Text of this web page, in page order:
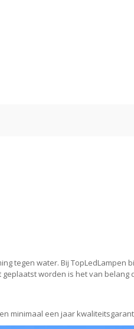
tegen water. Bij TopLedLampen
worden is het van
minimaal een jaar